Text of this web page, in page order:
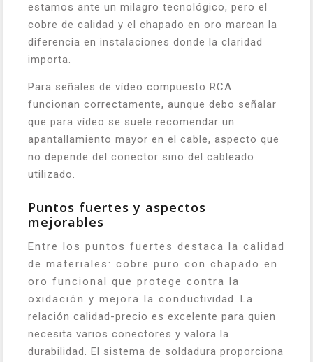
estamos ante un milagro tecnológico, pero el
cobre de calidad y el chapado en oro marcan la
diferencia en instalaciones donde la claridad
importa.
Para señales de vídeo compuesto RCA
funcionan correctamente, aunque debo señalar
que para vídeo se suele recomendar un
apantallamiento mayor en el cable, aspecto que
no depende del conector sino del cableado
utilizado.
Puntos fuertes y aspectos
mejorables
Entre los puntos fuertes destaca la calidad
de materiales: cobre puro con chapado en
oro funcional que protege contra la
oxidación y mejora la conductividad. La
relación calidad-precio es excelente para quien
necesita varios conectores y valora la
durabilidad. El sistema de soldadura proporciona